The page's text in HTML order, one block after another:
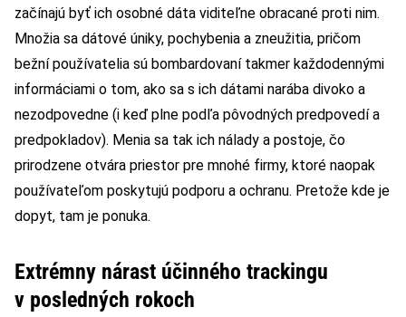
začínajú byť ich osobné dáta viditeľne obracané proti nim.
Množia sa dátové úniky, pochybenia a zneužitia, pričom
bežní používatelia sú bombardovaní takmer každodennými
informáciami o tom, ako sa s ich dátami narába divoko a
nezodpovedne (i keď plne podľa pôvodných predpovedí a
predpokladov). Menia sa tak ich nálady a postoje, čo
prirodzene otvára priestor pre mnohé firmy, ktoré naopak
používateľom poskytujú podporu a ochranu. Pretože kde je
dopyt, tam je ponuka.
Extrémny nárast účinného trackingu
v posledných rokoch